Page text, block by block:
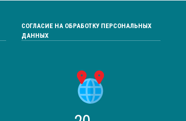
СОГЛАСИЕ НА ОБРАБОТКУ ПЕРСОНАЛЬНЫХ
ДАННЫХ